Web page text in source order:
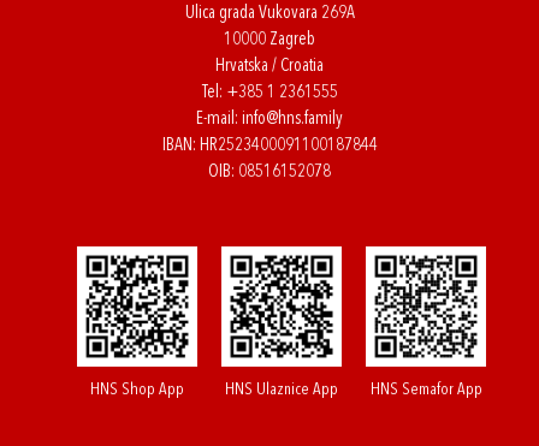
Ulica grada Vukovara 269A
10000 Zagreb
Hrvatska / Croatia
Tel: +385 1 2361555
E-mail: info@hns.family
IBAN: HR2523400091100187844
OIB: 08516152078
HNS Shop App HNS Ulaznice App HNS Semafor App